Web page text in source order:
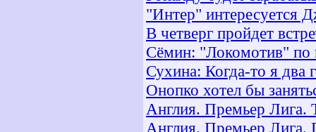
"Интер" интересуется
В четверг пройдет
Сёмин: "Локомотив" по
Сухина: Когда-то я
Онопко хотел бы
Англия. Премьер Лига.
Англия. Премьер Лига.